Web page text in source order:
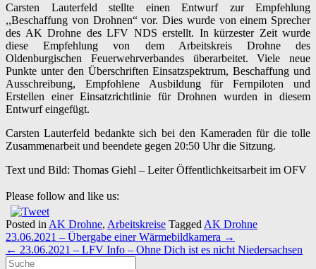
Carsten Lauterfeld stellte einen Entwurf zur Empfehlung
,,Beschaffung von Drohnen“ vor. Dies wurde von einem Sprecher
des AK Drohne des LFV NDS erstellt. In kürzester Zeit wurde
diese Empfehlung von dem Arbeitskreis Drohne des
Oldenburgischen Feuerwehrverbandes überarbeitet. Viele neue
Punkte unter den Überschriften Einsatzspektrum, Beschaffung und
Ausschreibung, Empfohlene Ausbildung für Fernpiloten und
Erstellen einer Einsatzrichtlinie für Drohnen wurden in diesem
Entwurf eingefügt.
Carsten Lauterfeld bedankte sich bei den Kameraden für die tolle
Zusammenarbeit und beendete gegen 20:50 Uhr die Sitzung.
Text und Bild: Thomas Giehl – Leiter Öffentlichkeitsarbeit im OFV
Please follow and like us:
Posted in AK Drohne, Arbeitskreise Tagged AK Drohne
Post
navigation
23.06.2021 – Übergabe einer Wärmebildkamera →
← 23.06.2021 – LFV Info – Ohne Dich ist es nicht Niedersachsen